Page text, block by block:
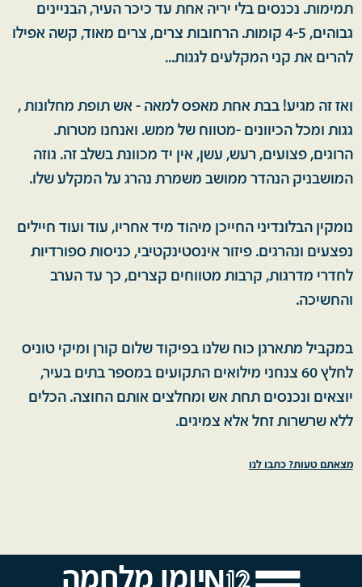
תמימות. נכנסים בלי יריה אחת עד כיכר העיר, הבניינים
גבוהים, 4-5 קומות. הרחובות צרים, צרים מאוד, קשה אפילו
להרים את קני המקלעים לגגות...
ואז זה מגיע! בבת אחת מאפס למאה - אש תופת מחלונות ,
גגות ומכל הכיוונים -מטווח של ממש. ואנחנו מטרות.
הרוגים, פצועים, רעש, עשן, אין יד מכוונת בשלב זה. גוזה
המושבניק הנהדר ממושב משמרת נהרג על המקלע שלו.
נומקין הבלונדיני החייכן מיהוד מיד אחריו, עוד ועוד חיילים
נפצעים ונהרגים. פיזור אינסטינקטיבי, כניסות ספורדיות
לחדרי מדרגות, קרבות מטווחים קצרים, כך עד הערב
והחשיכה.
במקביל מתארגן כוח שלנו בפיקוד שלום קורן ומיקי טוניס
לחלץ 60 צנחני מילואים התקועים במספר בתים בעיר,
יוצאים ונכנסים תחת אש ומחלצים אותם החוצה. הכלים
ללא שרשרות זחל אלא צמיגים.
מצאתם טעות? כתבו לנו
יומן מלחמה